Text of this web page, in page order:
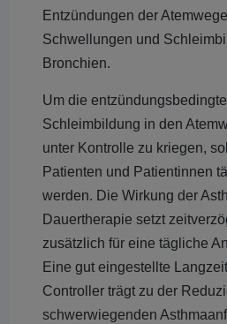
Entzündungen der
Schwellungen und
Bronchien.
Um die
Schleimbildung in den
unter Kontrolle zu kriegen,
Patienten und Patientinnen
werden. Die Wirkung der
Dauertherapie setzt
zusätzlich für eine tägliche
Eine gut eingestellte
Controller trägt zu der
schwerwiegenden